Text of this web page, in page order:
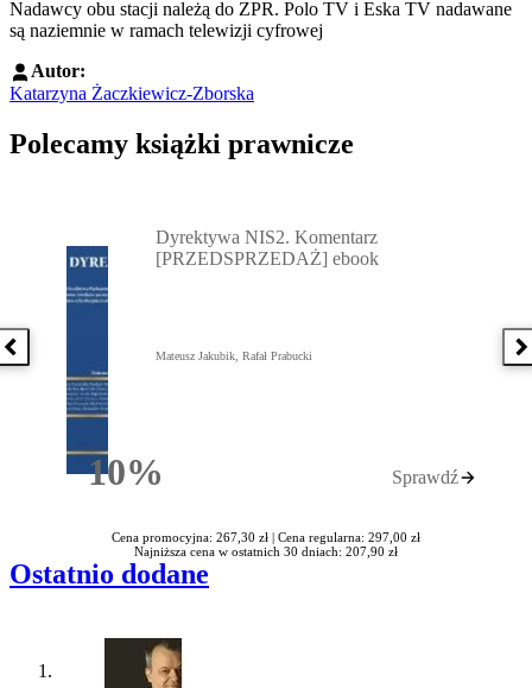
Nadawcy obu stacji należą do ZPR. Polo TV i Eska TV nadawane
są naziemnie w ramach telewizji cyfrowej
Autor:
Katarzyna Żaczkiewicz-Zborska
Polecamy książki prawnicze
Poprzednia książka
10%Rabatu
Dyrektywa NIS2. Komentarz
[PRZEDSPRZEDAŻ] ebook
Mateusz Jakubik, Rafał Prabucki
Sprawdź
Cena promocyjna: 267,30 zł | Cena regularna: 297,00 zł
Najniższa cena w ostatnich 30 dniach: 207,90 zł
Ostatnio dodane